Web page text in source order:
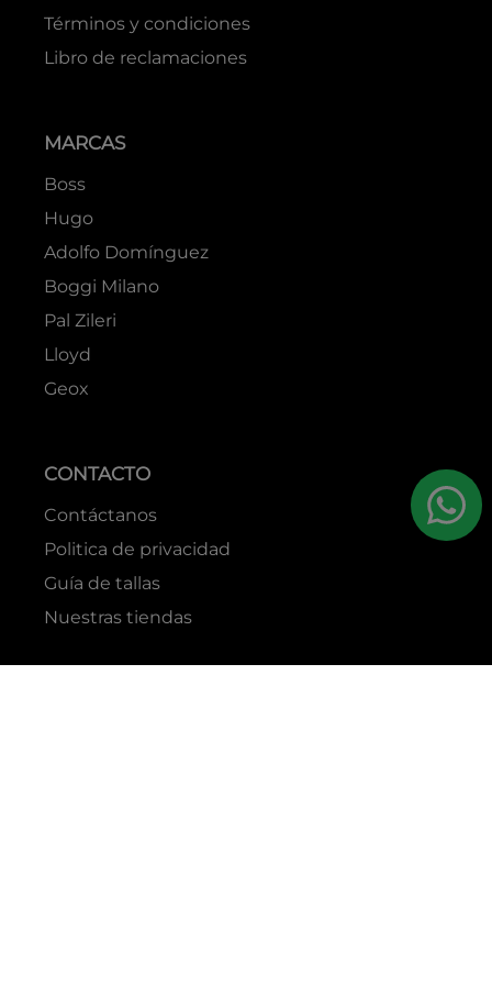
Términos y condiciones
Libro de reclamaciones
MARCAS
Boss
Hugo
Adolfo Domínguez
Boggi Milano
Pal Zileri
Lloyd
Geox
CONTACTO
Contáctanos
Politica de privacidad
Guía de tallas
Nuestras tiendas